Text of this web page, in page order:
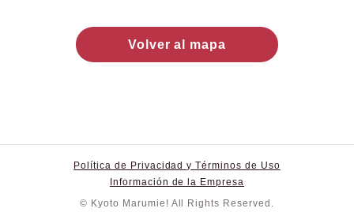
Volver al mapa
Política de Privacidad y Términos de Uso
Información de la Empresa
© Kyoto Marumie! All Rights Reserved.